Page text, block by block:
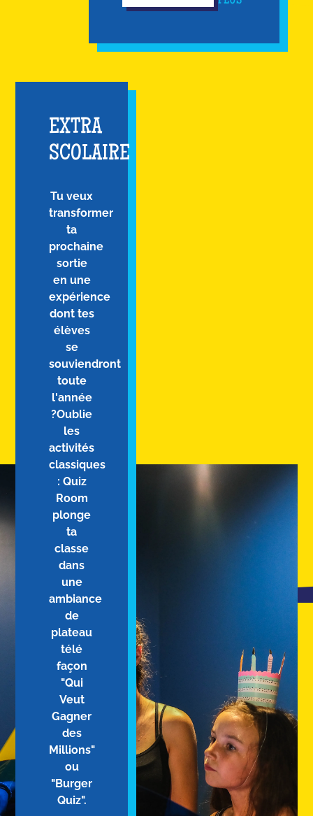
EXTRA
SCOLAIRE
Tu veux
transformer
ta
prochaine
sortie
en une
expérience
dont tes
élèves
se
souviendront
toute
l'année
?Oublie
les
activités
classiques
: Quiz
Room
plonge
ta
classe
dans
une
ambiance
de
plateau
télé
façon
"Qui
Veut
Gagner
des
Millions"
ou
"Burger
Quiz".